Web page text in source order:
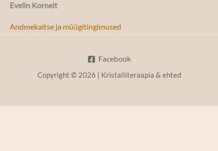
Evelin Kornelt
Andmekaitse ja müügitingimused
Facebook
Copyright © 2026 | Kristalliteraapia & ehted